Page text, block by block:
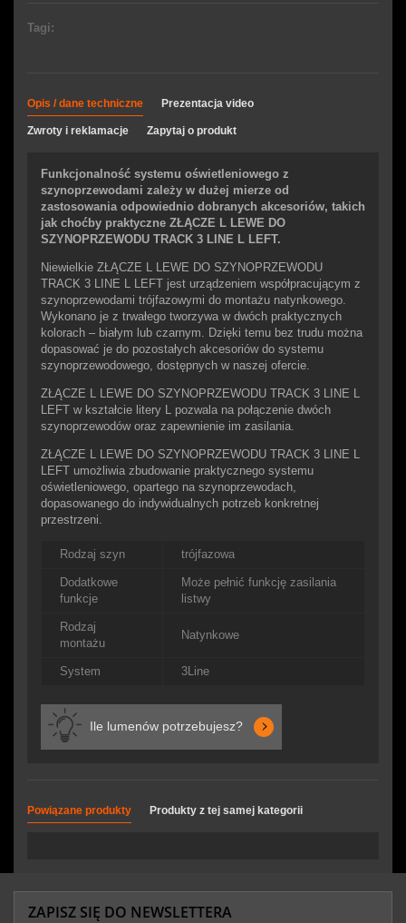
Tagi:
Opis / dane techniczne Prezentacja video
Zwroty i reklamacje Zapytaj o produkt
Funkcjonalność systemu oświetleniowego z
szynoprzewodami zależy w dużej mierze od
zastosowania odpowiednio dobranych akcesoriów, takich
jak choćby praktyczne ZŁĄCZE L LEWE DO
SZYNOPRZEWODU TRACK 3 LINE L LEFT.
Niewielkie ZŁĄCZE L LEWE DO SZYNOPRZEWODU
TRACK 3 LINE L LEFT jest urządzeniem współpracującym z
szynoprzewodami trójfazowymi do montażu natynkowego.
Wykonano je z trwałego tworzywa w dwóch praktycznych
kolorach – białym lub czarnym. Dzięki temu bez trudu można
dopasować je do pozostałych akcesoriów do systemu
szynoprzewodowego, dostępnych w naszej ofercie.
ZŁĄCZE L LEWE DO SZYNOPRZEWODU TRACK 3 LINE L
LEFT w kształcie litery L pozwala na połączenie dwóch
szynoprzewodów oraz zapewnienie im zasilania.
ZŁĄCZE L LEWE DO SZYNOPRZEWODU TRACK 3 LINE L
LEFT umożliwia zbudowanie praktycznego systemu
oświetleniowego, opartego na szynoprzewodach,
dopasowanego do indywidualnych potrzeb konkretnej
przestrzeni.
Rodzaj szyn trójfazowa
Dodatkowe
funkcje
Może pełnić funkcję zasilania
listwy
Rodzaj
montażu
Natynkowe
System 3Line
Ile lumenów potrzebujesz?
Powiązane produkty Produkty z tej samej kategorii
ZAPISZ SIĘ DO NEWSLETTERA